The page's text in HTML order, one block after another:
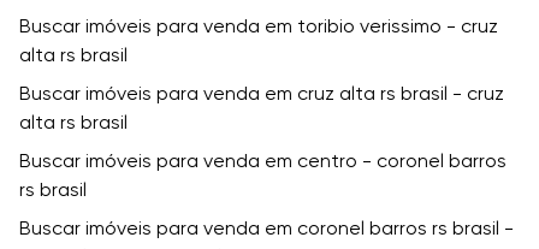
Buscar imóveis para venda em toribio verissimo - cruz
alta rs brasil
Buscar imóveis para venda em cruz alta rs brasil - cruz
alta rs brasil
Buscar imóveis para venda em centro - coronel barros
rs brasil
Buscar imóveis para venda em coronel barros rs brasil -